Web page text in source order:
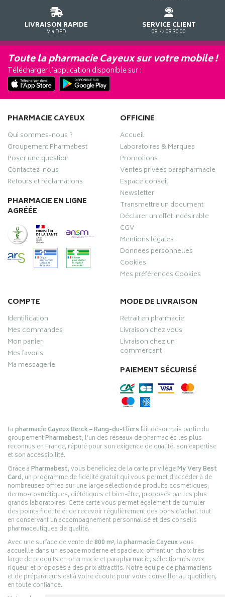
LIVRAISON RAPIDE
Via DPD
SERVICE CLIENT
09 72 09 30 00
Toute la pharmacie Cayeux sur votre mobile !
Télécharger l’application disponible sur :
PHARMACIE CAYEUX
Qui sommes-nous ?
Groupement Pharmabest
Poser une question
Contactez-nous
Retours et réclamations
PHARMACIE EN LIGNE
AGRÉÉE
OFFICINE
Accueil
Laboratoires & Marques
Promotions
Ventes privées parapharmacie
Espace conseil
Newsletter
Transmettre un document
Déclarer un effet indésirable
CGV
Mentions légales
Données personnelles
Cookies
Mes préférences Cookies
COMPTE
Identification
Mes commandes
Mon panier
Mes favoris
Ma messagerie
MODE DE LIVRAISON
Retrait en pharmacie
Livraison chez vous
Livraison chez un
commerçant
PAIEMENT SÉCURISÉ
Lapharmacie Cayeux Berck – Rang-du-Fliersfait désormais partie du
groupementPharmabest, l’un des réseaux de pharmacies les plus
reconnus en France, réputé pour son exigence de qualité, son expertise
et son accessibilité.
Grâce àPharmabest, vous bénéficiez de la carte privilègeMy Very Best
Card, un programme de fidélité gratuit qui vous permet d’accéder à de
nombreuses offres sur une large sélection de produits cosmétiques,
dermo-cosmétiques, diététiques et bien-être, proposés par les plus
grands laboratoires. Cette carte vous permet également de cumuler
des points fidélité et de recevoir régulièrement des bons d’achat, tout
en conservant un accompagnement personnalisé et des conseils
pharmaceutiques de qualité.
Avec une surface de vente de800 m², lapharmacie Cayeuxvous
accueille dans un espace moderne et spacieux, offrant un choix très
large de produits en pharmacie et parapharmacie, sélectionnés avec
rigueur et proposés à des prix attractifs. Notre équipe de pharmaciens
et de préparateurs est à votre écoute pour vous conseiller au quotidien,
en toute confiance.